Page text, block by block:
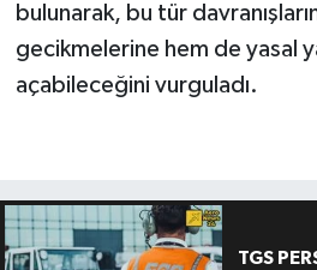
bulunarak, bu tür
gecikmelerine hem de yasal
açabileceğini vurguladı.
TGS